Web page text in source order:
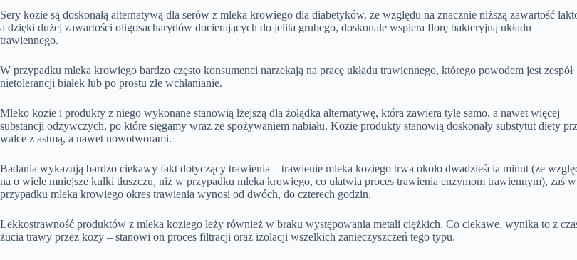
Sery kozie są doskonałą alternatywą dla serów z mleka krowiego dla diabetyków, ze względu na znacznie niższą zawartość
a dzięki dużej zawartości oligosacharydów docierających do jelita grubego, doskonale wspiera florę bakteryjną układu
trawiennego.
W przypadku mleka krowiego bardzo często konsumenci narzekają na pracę układu trawiennego, którego powodem jest zespół
nietolerancji białek lub po prostu złe wchłanianie.
Mleko kozie i produkty z niego wykonane stanowią lżejszą dla żołądka alternatywę, która zawiera tyle samo, a nawet więcej
substancji odżywczych, po które sięgamy wraz ze spożywaniem nabiału. Kozie produkty stanowią doskonały substytut diety
walce z astmą, a nawet nowotworami.
Badania wykazują bardzo ciekawy fakt dotyczący trawienia – trawienie mleka koziego trwa około dwadzieścia minut (ze
na o wiele mniejsze kulki tłuszczu, niż w przypadku mleka krowiego, co ułatwia proces trawienia enzymom trawiennym), zaś w
przypadku mleka krowiego okres trawienia wynosi od dwóch, do czterech godzin.
Lekkostrawność produktów z mleka koziego leży również w braku występowania metali ciężkich. Co ciekawe, wynika to z
żucia trawy przez kozy – stanowi on proces filtracji oraz izolacji wszelkich zanieczyszczeń tego typu.